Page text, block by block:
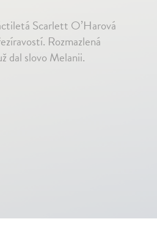
Scarlett O’Harová
Rozmazlená
dal slovo Melanii.